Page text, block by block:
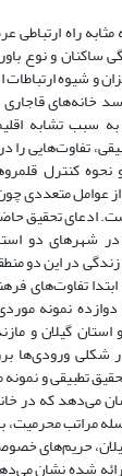
راه ارتباطی
ساکنان و نوع
و شیوه
خانه‌های قاجاری
سبب تشابه
تفاوت‌هایی
نحوه کنترل
عوامل متعددی چون
ادعای تحقیق
شهرهای دو
در این دو
تفاوت‌های
نمونه
گیلان و
شکلی ورودی‌ها
تطبیقی و
می‌دهد که در
مراتب محرمیت،
حریم‌های
شده نشان